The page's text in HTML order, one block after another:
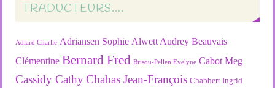
TRADUCTEURS….
Adlard Charlie Adriansen Sophie Alwett Audrey Beauvais
Clémentine Bernard Fred Brisou-Pellen Evelyne Cabot Meg
Cassidy Cathy Chabas Jean-François Chabbert Ingrid